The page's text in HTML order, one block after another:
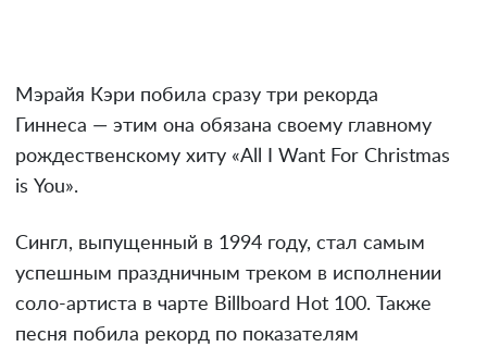
Мэрайя Кэри побила сразу три рекорда
Гиннеса — этим она обязана своему главному
рождественскому хиту «All I Want For Christmas
is You».
Сингл, выпущенный в 1994 году, стал самым
успешным праздничным треком в исполнении
соло-артиста в чарте Billboard Hot 100. Также
песня побила рекорд по показателям